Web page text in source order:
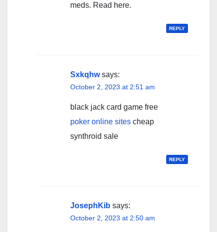
meds. Read here.
REPLY
Sxkqhw says:
October 2, 2023 at 2:51 am
black jack card game free
poker online sites cheap
synthroid sale
REPLY
JosephKib says:
October 2, 2023 at 2:50 am